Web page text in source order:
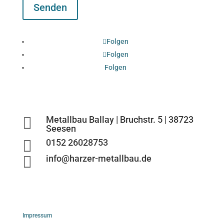
Senden
Folgen
Folgen
Folgen

Metallbau Ballay | Bruchstr. 5 | 38723
Seesen
 0152 26028753
 info@harzer-metallbau.de
Impressum